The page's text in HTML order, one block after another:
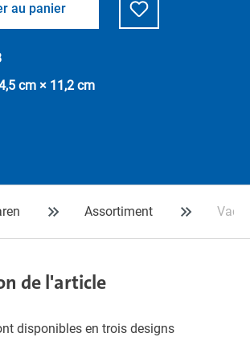
au panier
cm × 11,2 cm
Assortiment
de l'article
disponibles en trois designs